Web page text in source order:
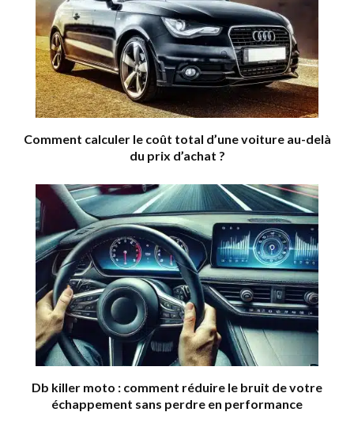
Comment calculer le coût total d’une voiture au-delà
du prix d’achat ?
Db killer moto : comment réduire le bruit de votre
échappement sans perdre en performance